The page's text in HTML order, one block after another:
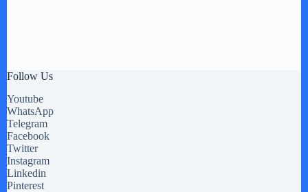
Follow Us
Youtube
WhatsApp
Telegram
Facebook
Twitter
Instagram
Linkedin
Pinterest